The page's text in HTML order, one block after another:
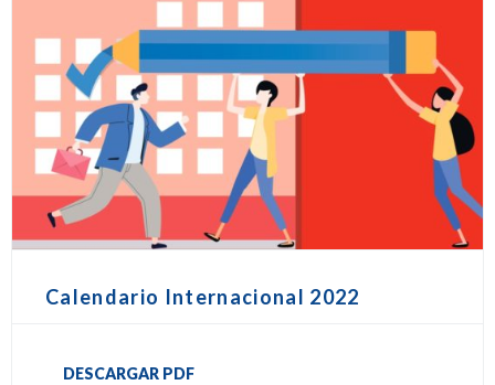
Calendario Internacional 2022
DESCARGAR PDF